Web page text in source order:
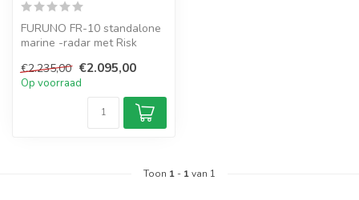
FURUNO FR-10 standalone
marine -radar met Risk
gegevens va...
€2.235,00 €2.095,00
Op voorraad
Toon 1 - 1van 1